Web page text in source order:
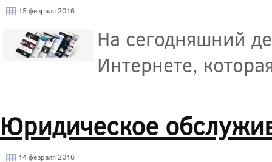
15 февраля 2016
На сегодняшний
Интернете,
Юридическое
14 февраля 2016